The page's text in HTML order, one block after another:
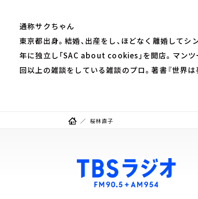
通称サクちゃん
東京都出身。結婚、出産をし、ほどなく離婚して
年に独立し「SAC about cookies」を開店。マン
回以上の雑談をしている雑談のプロ。著書『世界
桜林直子